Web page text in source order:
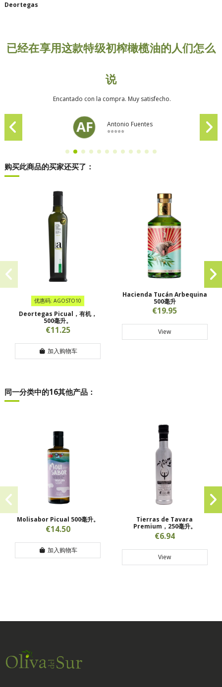
Deortegas
已经在享用这款特级初榨橄榄油的人们怎么
说
Encantado con la compra. Muy satisfecho.
Antonio Fuentes
⭐⭐⭐⭐⭐
购买此商品的买家还买了：
优惠码: AGOSTO10
Deortegas Picual，有机，
500毫升。
€11.25
加入购物车
Hacienda Tucán Arbequina
500毫升
€19.95
View
同一分类中的16其他产品：
Molisabor Picual 500毫升。
€14.50
加入购物车
Tierras de Tavara
Premium，250毫升。
€6.94
View